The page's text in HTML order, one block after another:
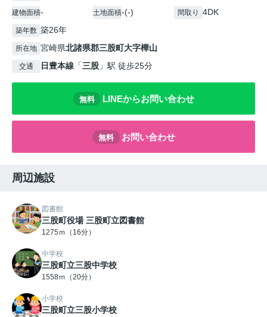
建物面積- 土地面積-(-) 間取り 4DK
築年数 築26年
所在地 宮崎県北諸県郡三股町大字樺山
交通 日豊本線 「三股 」駅 徒歩25分
無料 LINEからお問い合わせ
無料 お問い合わせ
周辺施設
図書館
三股町役場 三股町立図書館
1275ｍ（16分）
中学校
三股町立三股中学校
1558ｍ（20分）
小学校
三股町立三股小学校